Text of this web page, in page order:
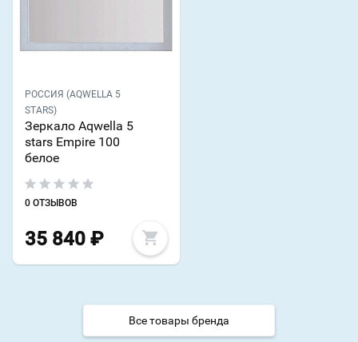
РОССИЯ (AQWELLA 5
STARS)
Зеркало Aqwella 5
stars Empire 100
белое
0 ОТЗЫВОВ
35 840 ₽
Все товары бренда